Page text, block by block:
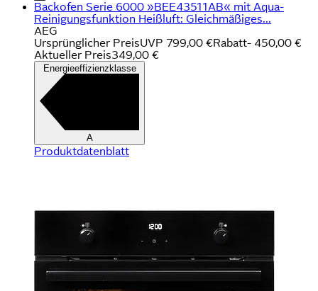
Backofen Serie 6000 »BEE43511AB« mit Aqua-
Reinigungsfunktion Heißluft: Gleichmäßiges...
AEG
Ursprünglicher PreisUVP 799,00 €Rabatt- 450,00 €
Aktueller Preis349,00 €
Energieeffizienzklasse
A
Produktdatenblatt